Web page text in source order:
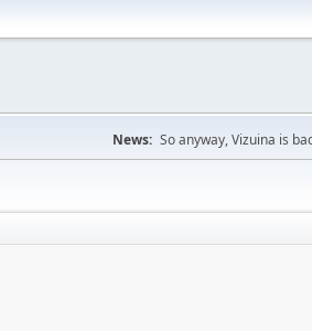
News: So anyway, Vizuina is